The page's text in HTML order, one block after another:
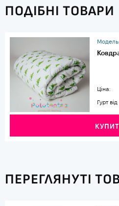
ПОДІБНІ ТОВАРИ
Модель:
Ціна:
Гурт
ПЕРЕГЛЯНУТІ